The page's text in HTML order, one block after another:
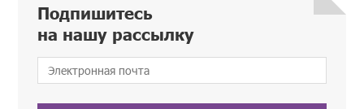
Подпишитесь
на нашу рассылку